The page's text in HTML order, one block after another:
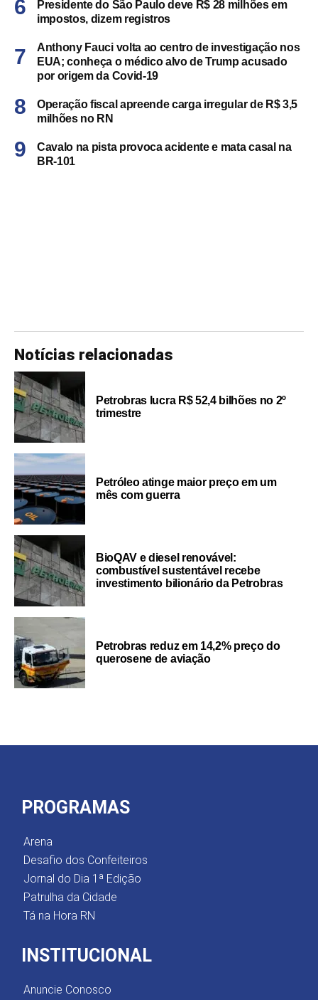
Presidente do São Paulo deve R$ 28 milhões em
impostos, dizem registros
Anthony Fauci volta ao centro de investigação nos
EUA; conheça o médico alvo de Trump acusado
por origem da Covid-19
Operação fiscal apreende carga irregular de R$ 3,5
milhões no RN
Cavalo na pista provoca acidente e mata casal na
BR-101
Notícias relacionadas
Petrobras lucra R$ 52,4 bilhões no 2º
trimestre
Petróleo atinge maior preço em um
mês com guerra
BioQAV e diesel renovável:
combustível sustentável recebe
investimento bilionário da Petrobras
Petrobras reduz em 14,2% preço do
querosene de aviação
PROGRAMAS
Arena
Desafio dos Confeiteiros
Jornal do Dia 1ª Edição
Patrulha da Cidade
Tá na Hora RN
INSTITUCIONAL
Anuncie Conosco